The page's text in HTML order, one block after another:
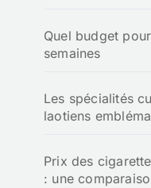
Quel budget
semaines
Les spécialités
laotiens
Prix des
: une